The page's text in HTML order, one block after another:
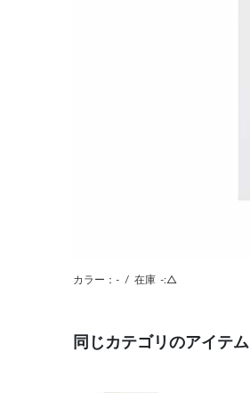
カラー：- / 在庫 -:△
同じカテゴリのアイテム